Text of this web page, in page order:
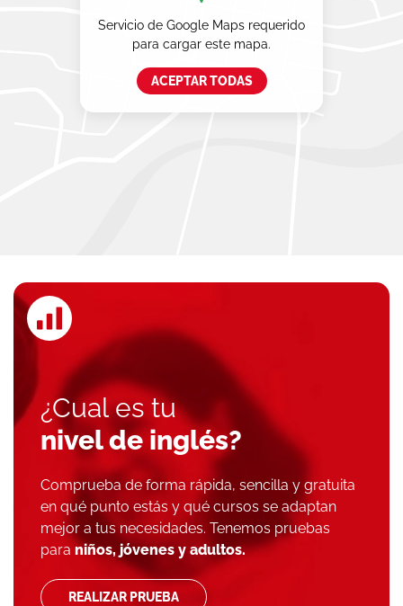
Servicio de Google Maps requerido
para cargar este mapa.
ACEPTAR TODAS
¿Cual es tu
nivel de inglés?
Comprueba de forma rápida, sencilla y gratuita
en qué punto estás y qué cursos se adaptan
mejor a tus necesidades. Tenemos pruebas
para niños, jóvenes y adultos.
REALIZAR PRUEBA